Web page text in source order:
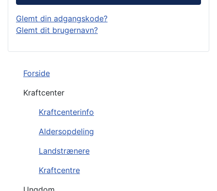
Forside
Kraftcenter
Kraftcenterinfo
Aldersopdeling
Landstrænere
Kraftcentre
Glemt din adgangskode?
Glemt dit brugernavn?